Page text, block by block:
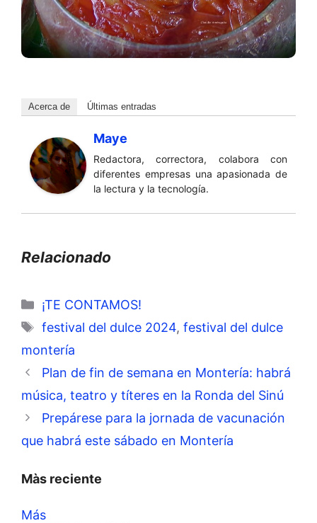
Acerca de Últimas entradas
Maye
Redactora, correctora, colabora con
diferentes empresas una apasionada de
la lectura y la tecnología.
Relacionado
Categorías
¡TE CONTAMOS!
Etiquetas
festival del dulce 2024, festival del dulce
montería
Plan de fin de semana en Montería: habrá
música, teatro y títeres en la Ronda del Sinú
Prepárese para la jornada de vacunación
que habrá este sábado en Montería
Màs reciente
Más